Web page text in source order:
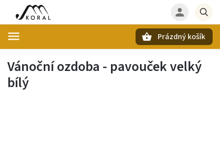
Prázdný košík
Vánoční ozdoba - pavouček velký
bílý